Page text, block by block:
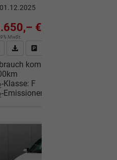
01.12.2025
€
MwSt.
Wir rufen Sie anFahrzeugexposé (PDF)
kombiniert:
-Klasse: F
-Emissionen: